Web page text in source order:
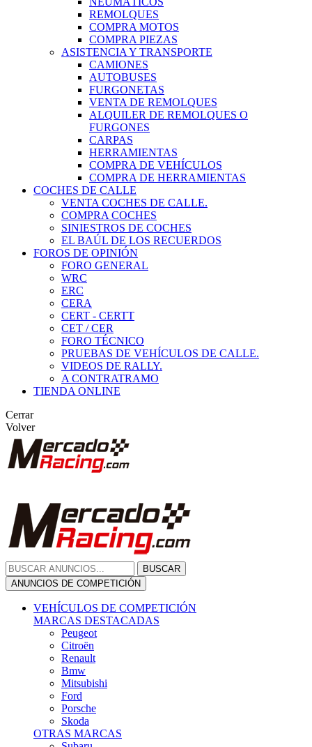
REMOLQUES
COMPRA MOTOS
COMPRA PIEZAS
ASISTENCIA Y TRANSPORTE
CAMIONES
AUTOBUSES
FURGONETAS
VENTA DE REMOLQUES
ALQUILER DE REMOLQUES O
FURGONES
CARPAS
HERRAMIENTAS
COMPRA DE VEHÍCULOS
COMPRA DE HERRAMIENTAS
COCHES DE CALLE
VENTA COCHES DE CALLE.
COMPRA COCHES
SINIESTROS DE COCHES
EL BAÚL DE LOS RECUERDOS
FOROS DE OPINIÓN
FORO GENERAL
WRC
ERC
CERA
CERT - CERTT
CET / CER
FORO TÉCNICO
PRUEBAS DE VEHÍCULOS DE CALLE.
VIDEOS DE RALLY.
A CONTRATRAMO
TIENDA ONLINE
Cerrar
Volver
BUSCAR
ANUNCIOS DE COMPETICIÓN
VEHÍCULOS DE COMPETICIÓN
MARCAS DESTACADAS
Peugeot
Citroën
Renault
Bmw
Mitsubishi
Ford
Porsche
Skoda
OTRAS MARCAS
Subaru
Seat